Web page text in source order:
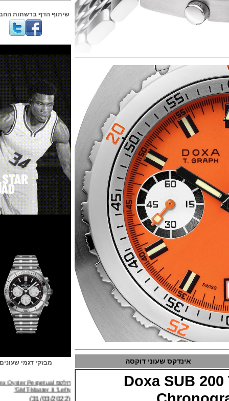
אינדקס שעוני דוקסה
Doxa SUB
שיתוף הדף ברשתות החברתיות
מבזקי דגמי שעונים
GMT-Master II "Lefty"